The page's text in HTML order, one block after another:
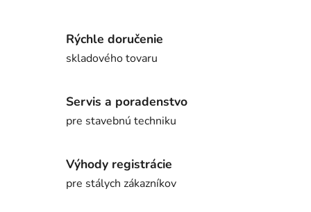
Rýchle doručenie
skladového tovaru
Servis a poradenstvo
pre stavebnú techniku
Výhody registrácie
pre stálych zákazníkov